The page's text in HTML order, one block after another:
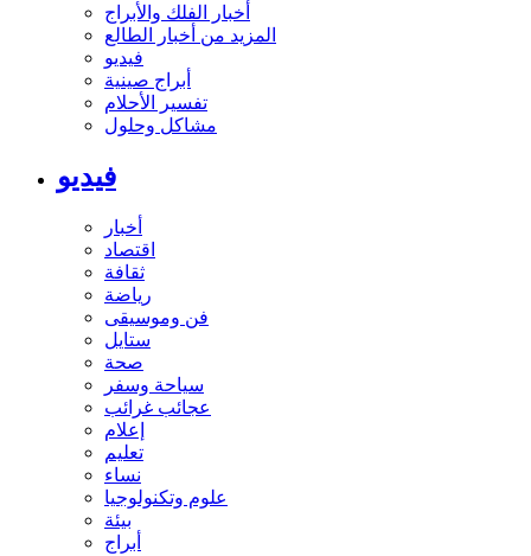
أخبار الفلك والأبراج
المزيد من أخبار الطالع
فيديو
أبراج صينية
تفسير الأحلام
مشاكل وحلول
فيديو
أخبار
اقتصاد
ثقافة
رياضة
فن وموسيقى
ستايل
صحة
سياحة وسفر
عجائب غرائب
إعلام
تعليم
نساء
علوم وتكنولوجيا
بيئة
أبراج